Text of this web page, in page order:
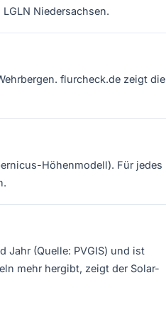
Niedersachsen.
flurcheck.de zeigt die
Höhenmodell). Für jedes
Jahr (Quelle: PVGIS) und ist
mehr hergibt, zeigt der Solar-